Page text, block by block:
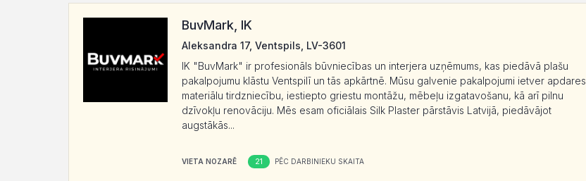
BuvMark, IK
Aleksandra 17, Ventspils, LV-3601
IK "BuvMark" ir profesionāls būvniecības un interjera uzņēmums, kas piedāvā plašu
pakalpojumu klāstu Ventspilī un tās apkārtnē. Mūsu galvenie pakalpojumi ietver apdares
materiālu tirdzniecību, iestiepto griestu montāžu, mēbeļu izgatavošanu, kā arī pilnu
dzīvokļu renovāciju. Mēs esam oficiālais Silk Plaster pārstāvis Latvijā, piedāvājot
augstākās...
VIETA NOZARĒ 21 PĒC DARBINIEKU SKAITA